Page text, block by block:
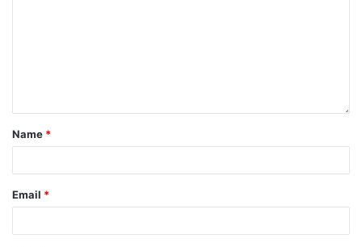
Name *
Email *